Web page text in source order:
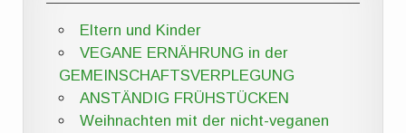
Eltern und Kinder
VEGANE ERNÄHRUNG in der
GEMEINSCHAFTSVERPLEGUNG
ANSTÄNDIG FRÜHSTÜCKEN
Weihnachten mit der nicht-veganen